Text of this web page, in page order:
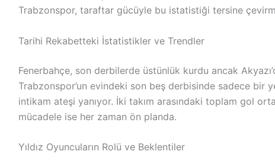
Trabzonspor, taraftar gücüyle bu istatistiği tersine
Tarihi Rekabetteki İstatistikler ve Trendler
Fenerbahçe, son derbilerde üstünlük kurdu ancak
Trabzonspor’un evindeki son beş derbisinde sadece bir
intikam ateşi yanıyor. İki takım arasındaki toplam gol
mücadele ise her zaman ön planda.
Yıldız Oyuncuların Rolü ve Beklentiler